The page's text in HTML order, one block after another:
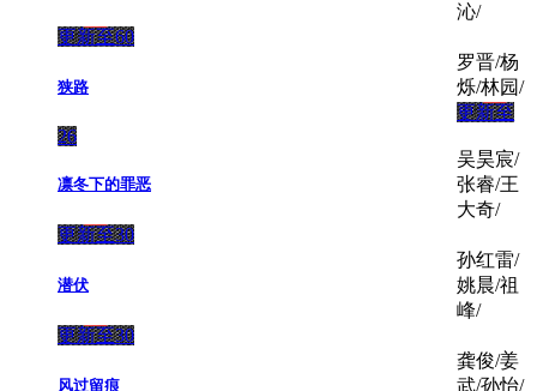
沁/
更新至60
狭路
罗晋/杨
烁/林园/
更新至
26
凛冬下的罪恶
吴昊宸/
张睿/王
大奇/
更新至30
潜伏
孙红雷/
姚晨/祖
峰/
更新至30
风过留痕
龚俊/姜
武/孙怡/